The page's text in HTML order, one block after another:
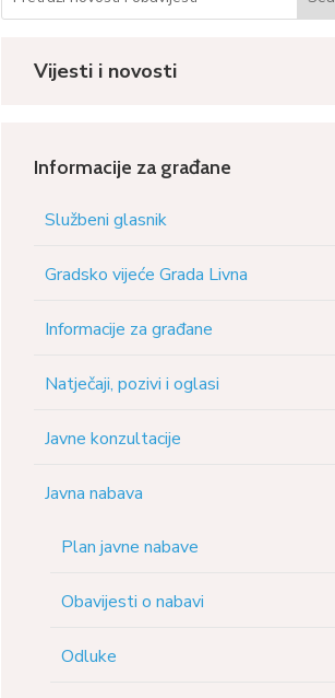
Vijesti i novosti
Informacije za građane
Službeni glasnik
Gradsko vijeće Grada Livna
Informacije za građane
Natječaji, pozivi i oglasi
Javne konzultacije
Javna nabava
Plan javne nabave
Obavijesti o nabavi
Odluke